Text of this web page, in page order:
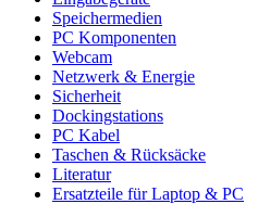
Speichermedien
PC Komponenten
Webcam
Netzwerk & Energie
Sicherheit
Dockingstations
PC Kabel
Taschen & Rücksäcke
Literatur
Ersatzteile für Laptop & PC